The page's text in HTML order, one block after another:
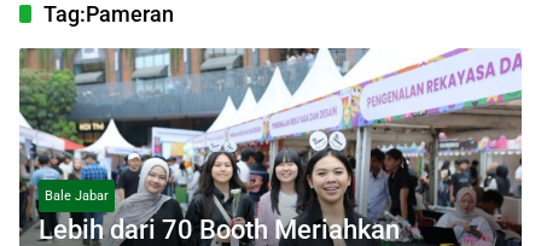
Tag:Pameran
Bale Jabar
Lebih dari 70 Booth Meriahkan